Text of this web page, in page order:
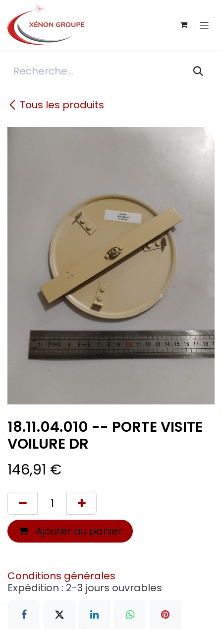
Se rendre au contenu
Tous les produits
18.11.04.010 -- PORTE VISITE
VOILURE DR
146,91 €
Ajouter au panier
Conditions générales
Expédition : 2-3 jours ouvrables